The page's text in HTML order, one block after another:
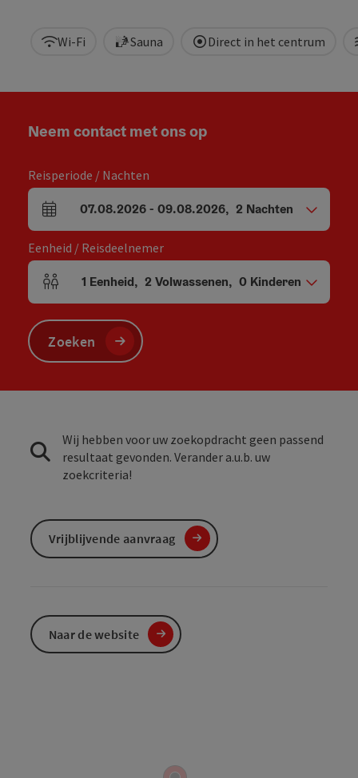
Wi-Fi Sauna Direct in het centrum
Neem contact met ons op
Reisperiode / Nachten
Velden voor aankomst en vertrek
07.08.2026- 09.08.2026, 2 Nachten
Eenheid / Reisdeelnemer
Aantal eenheden en persoonsvelden
1 Eenheid, 2 Volwassenen, 0 Kinderen
Zoeken
Wij hebben voor uw zoekopdracht geen passend
resultaat gevonden. Verander a.u.b. uw
zoekcriteria!
Vrijblijvende aanvraag
Naar de website